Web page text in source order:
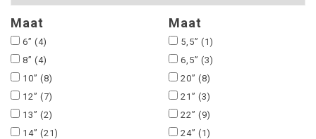
Maat
6” (4)
8” (4)
10” (8)
12” (7)
13” (2)
14” (21)
Maat
5,5” (1)
6,5” (3)
20” (8)
21” (3)
22” (9)
24” (1)